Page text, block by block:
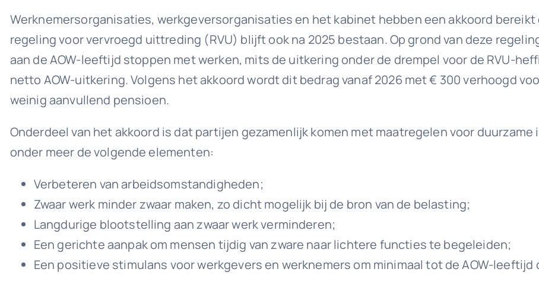
Werknemersorganisaties, werkgeversorganisaties en het kabinet hebben een akkoord
regeling voor vervroegd uittreding (RVU) blijft ook na 2025 bestaan. Op grond van deze
aan de AOW-leeftijd stoppen met werken, mits de uitkering onder de drempel voor de RVU-
netto AOW-uitkering. Volgens het akkoord wordt dit bedrag vanaf 2026 met € 300 verhoogd
weinig aanvullend pensioen.
Onderdeel van het akkoord is dat partijen gezamenlijk komen met maatregelen voor
onder meer de volgende elementen:
Verbeteren van arbeidsomstandigheden;
Zwaar werk minder zwaar maken, zo dicht mogelijk bij de bron van de belasting;
Langdurige blootstelling aan zwaar werk verminderen;
Een gerichte aanpak om mensen tijdig van zware naar lichtere functies te begeleiden;
Een positieve stimulans voor werkgevers en werknemers om minimaal tot de AOW-leeftijd